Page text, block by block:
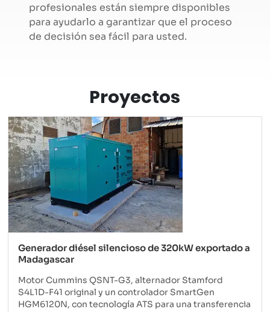
profesionales están siempre disponibles
para ayudarlo a garantizar que el proceso
de decisión sea fácil para usted.
Proyectos
Generador diésel silencioso de 320kW exportado a
Madagascar
Motor Cummins QSNT-G3, alternador Stamford
S4L1D-F41 original y un controlador SmartGen
HGM6120N, con tecnología ATS para una transferencia